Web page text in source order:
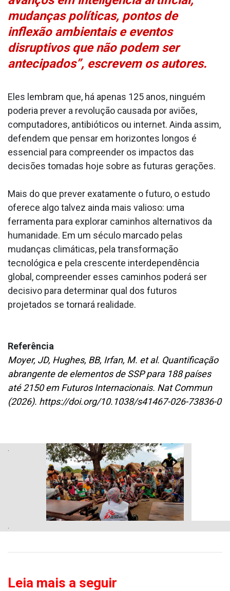
mudanças políticas, pontos de
inflexão ambientais e eventos
disruptivos que não podem ser
antecipados”, escrevem os autores.
Eles lembram que, há apenas 125 anos, ninguém
poderia prever a revolução causada por aviões,
computadores, antibióticos ou internet. Ainda assim,
defendem que pensar em horizontes longos é
essencial para compreender os impactos das
decisões tomadas hoje sobre as futuras gerações.
Mais do que prever exatamente o futuro, o estudo
oferece algo talvez ainda mais valioso: uma
ferramenta para explorar caminhos alternativos da
humanidade. Em um século marcado pelas
mudanças climáticas, pela transformação
tecnológica e pela crescente interdependência
global, compreender esses caminhos poderá ser
decisivo para determinar qual dos futuros
projetados se tornará realidade.
Referência
Moyer, JD, Hughes, BB, Irfan, M. et al. Quantificação
abrangente de elementos de SSP para 188 países
até 2150 em Futuros Internacionais. Nat Commun
(2026). https://doi.org/10.1038/s41467-026-73836-0
Leia mais a seguir